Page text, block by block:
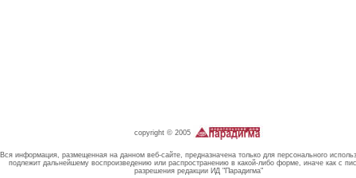
copyright © 2005
Вся информация, размещенная на данном веб-сайте, предназначена только для персонального
подлежит дальнейшему воспроизведению или распространению в какой-либо форме, иначе как с
разрешения редакции ИД "Парадигма"